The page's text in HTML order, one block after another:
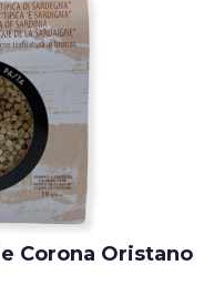
Corona Oristano